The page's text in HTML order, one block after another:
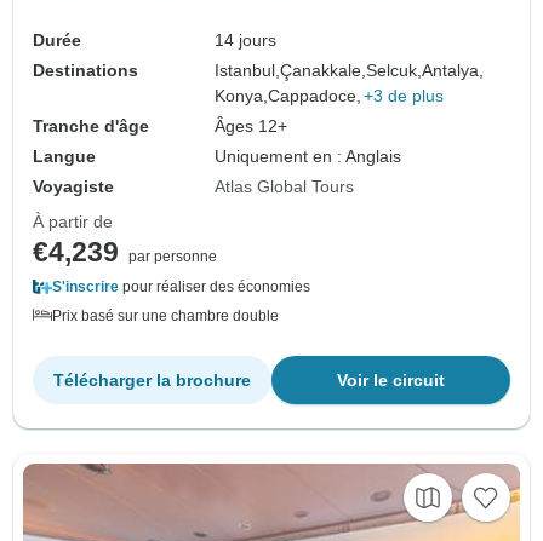
Durée
14 jours
Destinations
Istanbul,Çanakkale,Selcuk,Antalya,
Konya,Cappadoce, +3 de plus
Tranche d'âge
Âges 12+
Langue
Uniquement en : Anglais
Voyagiste
Atlas Global Tours
À partir de
€4,239
par personne
S'inscrire pour réaliser des économies
Prix basé sur une chambre double
Voir le circuit
Télécharger la brochure